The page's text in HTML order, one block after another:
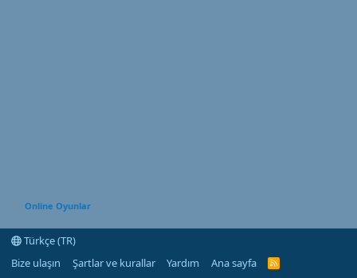
Online Oyunlar
Türkçe (TR)
Bize ulaşın
Şartlar ve kurallar Yardım Ana sayfa
R